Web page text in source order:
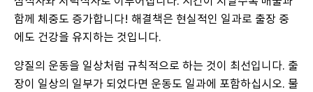
함께 체중도 증가합니다! 해결책은 현실적인 일과로 출장 중
에도 건강을 유지하는 것입니다.
양질의 운동을 일상처럼 규칙적으로 하는 것이 최선입니다. 출
장이 일상의 일부가 되었다면 운동도 일과에 포함하십시오. 물